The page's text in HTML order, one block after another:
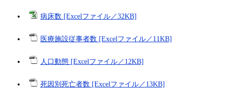
病床数 [Excelファイル／32KB]
医療施設従事者数 [Excelファイル／11KB]
人口動態 [Excelファイル／12KB]
死因別死亡者数 [Excelファイル／13KB]